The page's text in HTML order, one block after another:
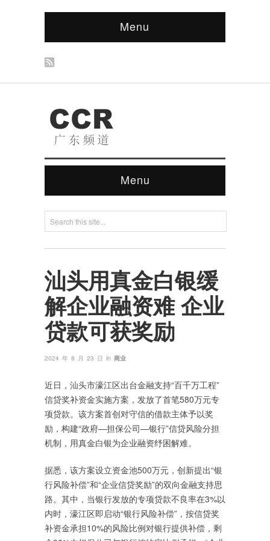
Menu
Menu
汕头用真金白银缓
解企业融资难 企业
贷款可获奖励
2024 年 8 月 23 日 in 商业
近日，汕头市濠江区出台金融支持“百千万工程”
信贷奖补资金实施方案，发放了首笔580万元专
项贷款。该方案首创对守信的借款主体予以奖
励，构建“政府—担保公司—银行”信贷风险分担
机制，用真金白银为企业融资纾困解难。
据悉，该方案设立资金池500万元，创新提出“银
行风险补偿”和“企业信贷奖励”的双向金融支持思
路。其中，当银行发放的专项贷款不良率在3%以
内时，濠江区即启动“银行风险补偿”，按信贷奖
补资金承担10%的风险比例对银行提供补偿，剩